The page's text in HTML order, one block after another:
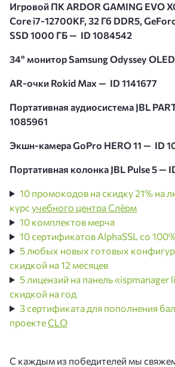
Игровой ПК ARDOR GAMING EVO
Core i7-12700KF, 32 Гб DDR5,
SSD 1000 ГБ — ID 1084542
34" монитор Samsung Odyssey
AR-очки Rokid Max — ID 1141677
Портативная аудиосистема JBL
1085961
Экшн-камера GoPro HERO 11 — ID
Портативная колонка JBL Pulse 5 —
10 промокодов на скидку 21% на
курс учебного центра Слёрм
10 комплектов мерча
10 сертификатов AlphaSSL со
5 любых новых готовых
скидкой на 12 месяцев
5 лицензий на панель «ispmanager
скидкой на год
3 сертификата для пополнения
проектеCLO
С каждым из победителей мы